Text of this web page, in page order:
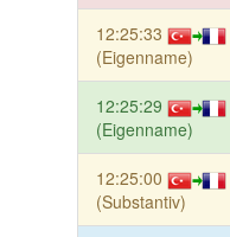
12:25:33
(Eigenname)
12:25:29
(Eigenname)
12:25:00
(Substantiv)